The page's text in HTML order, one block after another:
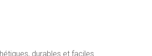
durables et faciles